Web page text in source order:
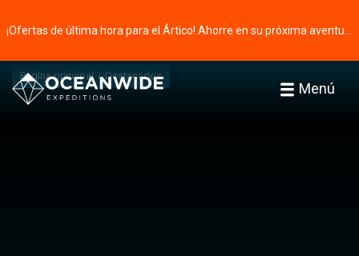
Menú
Página principal Destacados